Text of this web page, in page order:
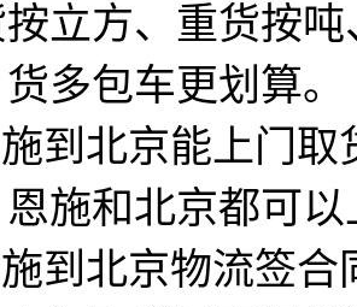
立方、重货按
多包车更划算。
到北京能上门取
施和北京都可
到北京物流签合